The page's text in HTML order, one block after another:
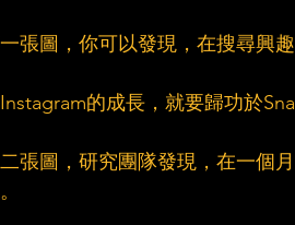
張圖，你可以發現，在搜尋興
的成長，就要歸功於
張圖，研究團隊發現，在一個